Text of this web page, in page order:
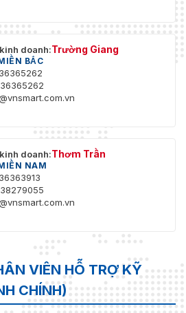
doanh:Trường Giang
BẮC
doanh:Thơm Trần
NAM
VIÊN HỖ TRỢ KỸ
CHÍNH)